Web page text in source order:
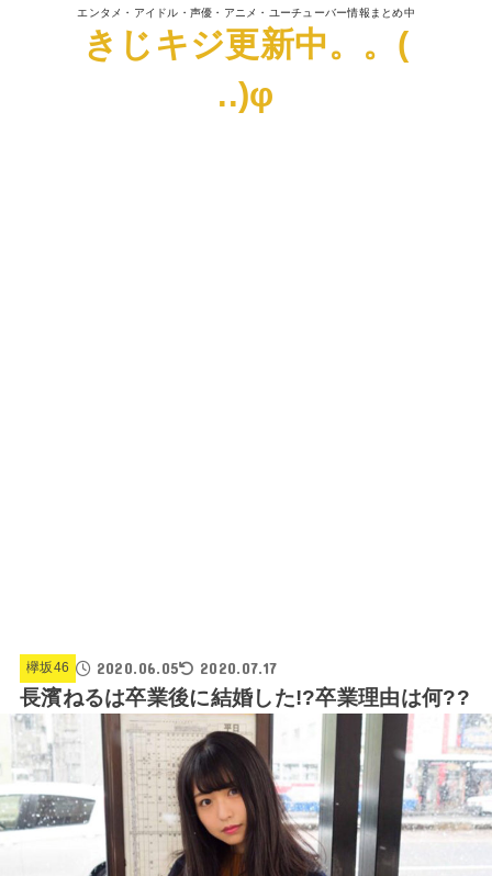
エンタメ・アイドル・声優・アニメ・ユーチューバー情報まとめ中
きじキジ更新中。。(
..)φ
欅坂46 2020.06.05 2020.07.17
長濱ねるは卒業後に結婚した!?卒業理由は何??